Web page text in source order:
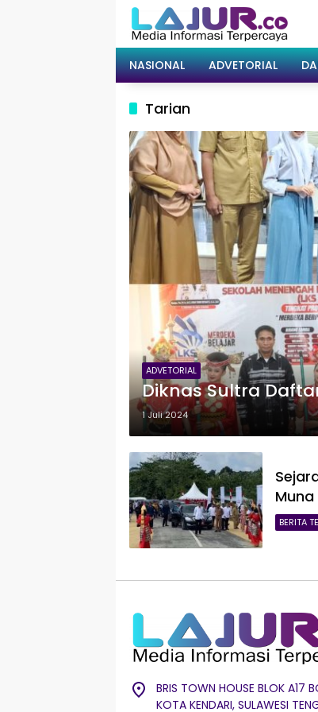
NASIONAL ADVETORIAL
Tarian
ADVETORIAL
Diknas Sultra
1 Juli 2024
BERITA
BRIS TOWN HOUSE BLOK A17
KOTA KENDARI, SULAWESI